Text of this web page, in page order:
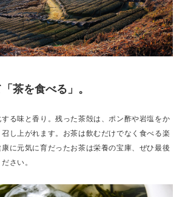
茶を食べる」。
る味と香り。残った茶殻は、ポン酢や岩塩をか
し上がれます。お茶は飲むだけでなく食べる楽
に元気に育だったお茶は栄養の宝庫、ぜひ最後
さい。